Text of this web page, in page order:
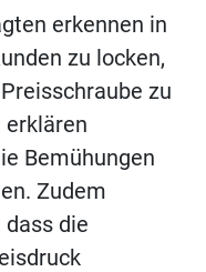
erkennen in
zu locken,
zu
erklären
Bemühungen
Zudem
die